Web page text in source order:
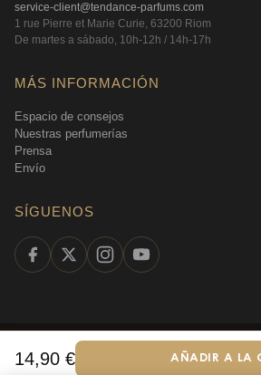
14,90 € AÑADIR A LA
service-client@tendance-parfums.com
1 rue Pierre et Marie Curie, 63200 Riom
De martes a sábado, 10h-12h / 14h-17h
MÁS INFORMACIÓN
Espacio de consejos
Nuestras perfumerías
Prensa
Envío
SÍGUENOS
reservados
Perfumería en línea desde